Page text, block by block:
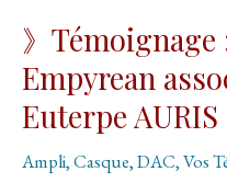
》Témoignage
Empyrean
Euterpe AURIS
Ampli,Casque,DAC,Vos